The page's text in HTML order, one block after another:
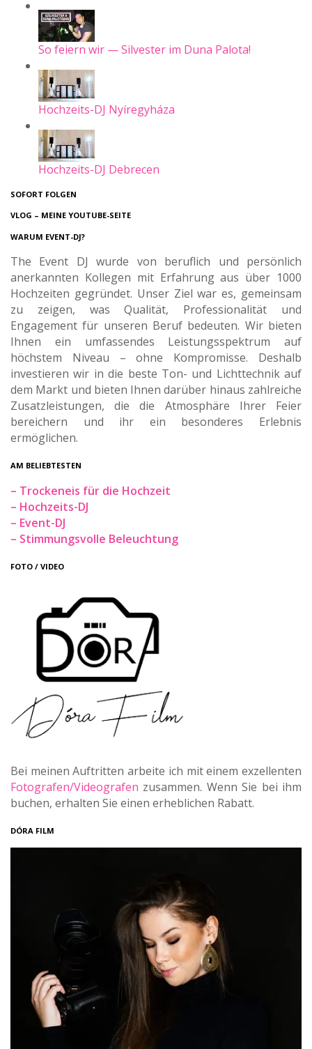
So feiern wir — Silvester im Duna Palota!
Hochzeits-DJ Nyíregyháza
Hochzeits-DJ Debrecen
SOFORT FOLGEN
VLOG – MEINE YOUTUBE-SEITE
WARUM EVENT-DJ?
The Event DJ wurde von beruflich und persönlich
anerkannten Kollegen mit Erfahrung aus über 1000
Hochzeiten gegründet. Unser Ziel war es, gemeinsam
zu zeigen, was Qualität, Professionalität und
Engagement für unseren Beruf bedeuten. Wir bieten
Ihnen ein umfassendes Leistungsspektrum auf
höchstem Niveau – ohne Kompromisse. Deshalb
investieren wir in die beste Ton- und Lichttechnik auf
dem Markt und bieten Ihnen darüber hinaus zahlreiche
Zusatzleistungen, die die Atmosphäre Ihrer Feier
bereichern und ihr ein besonderes Erlebnis
ermöglichen.
AM BELIEBTESTEN
– Trockeneis für die Hochzeit
– Hochzeits-DJ
– Event-DJ
– Stimmungsvolle Beleuchtung
FOTO / VIDEO
Bei meinen Auftritten arbeite ich mit einem exzellenten
Fotografen/Videografen zusammen. Wenn Sie bei ihm
buchen, erhalten Sie einen erheblichen Rabatt.
DÓRA FILM